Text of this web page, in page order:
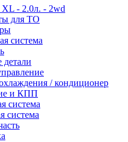
XL - 2.0л. - 2wd
для ТО
система
детали
/ кондиционер
и КПП
система
система